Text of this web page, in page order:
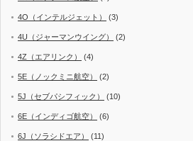
4O（インテルジェット） (3)
4U（ジャーマンウイング） (2)
4Z（エアリンク） (4)
5E（ノックミニ航空） (2)
5J（セブパシフィック） (10)
6E（インディゴ航空） (6)
6J（ソラシドエア） (11)